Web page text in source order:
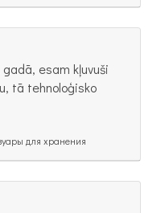
esam kļuvuši
tā tehnoloģisko
для хранения